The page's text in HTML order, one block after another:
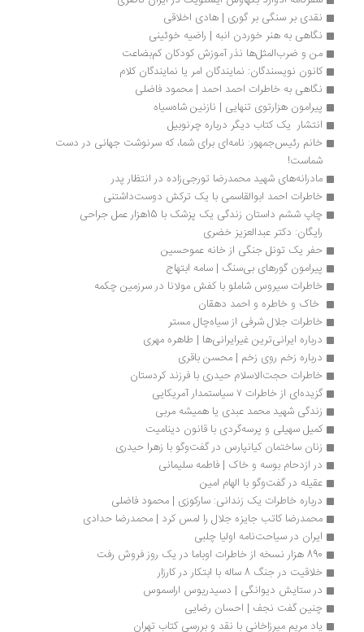
نقدی بر سنگی‌ بر گوری‌ | هادی اخلاقی
نگاهی به هنر خوردن انبه | راضیه خوئینی
من و ضرب‌المثل‌ها نذر آموزش کودکان کم‌بضاعت
کانون نویسندگان: نمایندگان امر یا نمایندگان کلام
نگاهی به خاطرات احمد احمد | محمود فاضلی
پیرامون هزارتوی تنهایی | نازنین شاه‌سیاه
انتشار  یک کتاب دیگر درباره چرنوبیل
خانم رئیس‌جمهور: نامه‌ای برای شما، که سرنوشت جهانی در دست
شماست!
مادرانه‌های شهید محمدرضا تورجی‌زاده در انتظار پدر
خاطرات احمد ابوالقاسمی با یک ترکش دوست‌داشتنی
رایگان: دکتر عبدالعزیز خضری
حفر یک تونل جنگی از خانه عموحسین
پیرامون گورهای بی‌سنگ | سامه ابتهاج
خاطرات سیروس شاملو با کفش مولانا در سرزمین چکمه
خاک و خاطره و احمد دهقان
خاطرات جلال شرفی از سیاه‌چال مستر
درباره ایرانی‌ترین غیرایرانی‌ها | طاهره مهری
درباره زخم روی زخم | محسن باقری
خاطرات حجت‌الاسلام حیدری با فرزند کردستان
گزیده‌ای از خاطرات ۷ سیاستمدار آمریکایی
زندگی شهید محمد عبدی یا همیشه مربی
کمیل سهیلی و پرسه‌گردی با قانون دینامیت
زنان ساختمان کیانپارس در گفت‌وگو با زهرا حیدری
در ازدحام بوسه و خاک | فاطمه سلیمانی
عقیله در گفت‌وگو با الهام امین
درباره خاطرات یک زندانی: سارکوزی | محمود فاضلی
محمدرضا کاتب جایزه جلال را لمس کرد | محمدرضا حدادی
ایران در سیاحت‌نامه اولیا چلبی
خلاقیت در جنگ 8 ساله با ابتکار در کارزار
در ستایش دیوانگی | دسیدریوس اراسموس
چنین گفت نجف | احسان رضایی
یاد مریم میرزاخانی با نقد و بررسی کتاب تهران